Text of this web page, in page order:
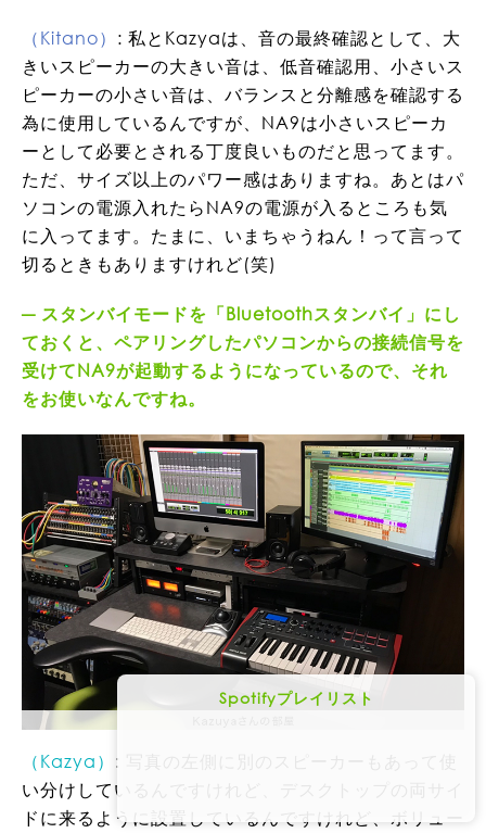
Spotifyプレイリスト
（Kitano） : 私とKazyaは、音の最終確認として、大
きいスピーカーの大きい音は、低音確認用、小さいス
ピーカーの小さい音は、バランスと分離感を確認する
為に使用しているんですが、NA9は小さいスピーカ
ーとして必要とされる丁度良いものだと思ってます。
ただ、サイズ以上のパワー感はありますね。あとはパ
ソコンの電源入れたらNA9の電源が入るところも気
に入ってます。たまに、いまちゃうねん！って言って
切るときもありますけれど(笑)
スタンバイモードを「Bluetoothスタンバイ」にし
ておくと、ペアリングしたパソコンからの接続信号を
受けてNA9が起動するようになっているので、それ
をお使いなんですね。
（Kazya） : 写真の左側に別のスピーカーもあって使
い分けしているんですけれど、デスクトップの両サイ
ドに来るように設置しているんですけれど、ボリュー